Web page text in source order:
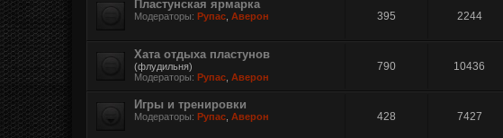
Пластунская ярмарка
Модераторы: Рупас Аверон 395 2244
Хата отдыха пластунов
(флудильня)
Модераторы: Рупас Аверон
790 10436
Игры и тренировки
Модераторы: Рупас Аверон 428 7427